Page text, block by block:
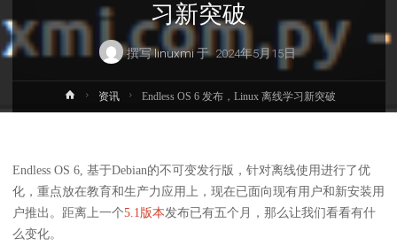
习新突破
撰写linuxmi于 2024年5月15日
首
页
资讯 Endless OS 6 发布，Linux 离线学习新突破
Endless OS 6, 基于Debian的不可变发行版，针对离线使用进行了优
化，重点放在教育和生产力应用上，现在已面向现有用户和新安装用
户推出。距离上一个5.1版本发布已有五个月，那么让我们看看有什
么变化。